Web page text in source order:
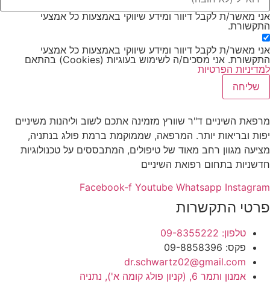
אני מאשר/ת לקבל דיוור ומידע שיווקי באמצעות כל אמצעי
התקשורת.
אני מאשר/ת לקבל דיוור ומידע שיווקי באמצעות כל אמצעי
התקשורת. אני מסכים/ה לשימוש בעוגיות (Cookies) בהתאם
למדיניות הפרטיות
שליחה
מרפאת השיניים ד"ר שוורץ מזמינה אתכם לשוב וליהנות משיניים
יפות ובריאות יותר. המרפאה, שממוקמת ברמת פולג בנתניה,
מציעה מגוון רחב מאוד של טיפולים, המתבססים על טכנולוגיות
חדשניות בתחום רפואת השיניים
Facebook-f Youtube Whatsapp Instagram
פרטי התקשרות
טלפון: 09-8355222
פקס: 09-8858396
dr.schwartz02@gmail.com
אמנון ותמר 6, (קניון פולג קומה א'), נתניה